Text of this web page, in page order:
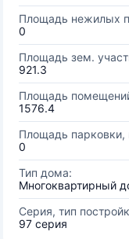
Площадь нежилых
0
Площадь зем.
921.3
Площадь
1576.4
Площадь парковки,
0
Тип дома:
Многоквартирный
Серия, тип
97 серия